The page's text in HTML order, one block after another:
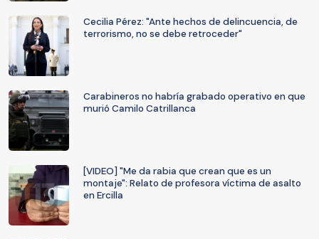
Cecilia Pérez: "Ante hechos de delincuencia, de
terrorismo, no se debe retroceder"
Carabineros no habría grabado operativo en que
murió Camilo Catrillanca
[VIDEO] "Me da rabia que crean que es un
montaje": Relato de profesora víctima de asalto
en Ercilla